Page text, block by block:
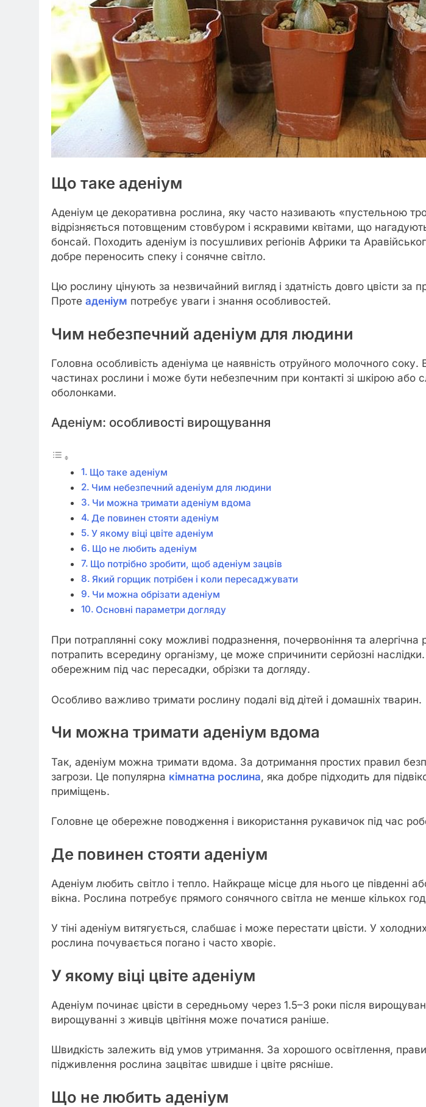
Що таке аденіум
Аденіум це декоративна рослина, яку часто називають «пустельною
відрізняється потовщеним стовбуром і яскравими квітами, що
бонсай. Походить аденіум із посушливих регіонів Африки та
добре переносить спеку і сонячне світло.
Цю рослину цінують за незвичайний вигляд і здатність довго цвісти за
Проте аденіум потребує уваги і знання особливостей.
Чим небезпечний аденіум для людини
Головна особливість аденіума це наявність отруйного молочного соку.
частинах рослини і може бути небезпечним при контакті зі шкірою або
оболонками.
Аденіум: особливості вирощування
Що таке аденіум
Чим небезпечний аденіум для людини
Чи можна тримати аденіум вдома
Де повинен стояти аденіум
У якому віці цвіте аденіум
Що не любить аденіум
Що потрібно зробити, щоб аденіум зацвів
Який горщик потрібен і коли пересаджувати
Чи можна обрізати аденіум
Основні параметри догляду
При потраплянні соку можливі подразнення, почервоніння та алергічна
потрапить всередину організму, це може спричинити серйозні
обережним під час пересадки, обрізки та догляду.
Особливо важливо тримати рослину подалі від дітей і домашніх тварин.
Чи можна тримати аденіум вдома
Так, аденіум можна тримати вдома. За дотримання простих правил
загрози. Це популярна кімнатна рослина, яка добре підходить для
приміщень.
Головне це обережне поводження і використання рукавичок під час
Де повинен стояти аденіум
Аденіум любить світло і тепло. Найкраще місце для нього це південні
вікна. Рослина потребує прямого сонячного світла не менше кількох
У тіні аденіум витягується, слабшає і може перестати цвісти. У
рослина почувається погано і часто хворіє.
У якому віці цвіте аденіум
Аденіум починає цвісти в середньому через 1.5–3 роки після
вирощуванні з живців цвітіння може початися раніше.
Швидкість залежить від умов утримання. За хорошого освітлення,
підживлення рослина зацвітає швидше і цвіте рясніше.
Що не любить аденіум